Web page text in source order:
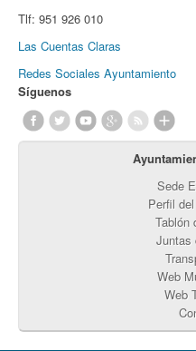
Tlf: 951 926 010
Las Cuentas Claras
Redes Sociales Ayuntamiento
Síguenos
Sede
Perfil
Tablón
Juntas
Web
Web